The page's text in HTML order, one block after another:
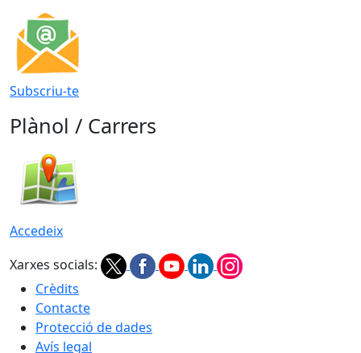
Subscriu-te
Plànol / Carrers
Accedeix
Xarxes socials:
Crèdits
Contacte
Protecció de dades
Avís legal